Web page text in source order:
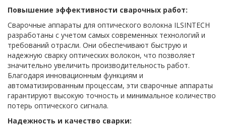
Повышение эффективности сварочных работ:
Сварочные аппараты для оптического волокна ILSINTECH
разработаны с учетом самых современных технологий и
требований отрасли. Они обеспечивают быструю и
надежную сварку оптических волокон, что позволяет
значительно увеличить производительность работ.
Благодаря инновационным функциям и
автоматизированным процессам, эти сварочные аппараты
гарантируют высокую точность и минимальное количество
потерь оптического сигнала.
Надежность и качество сварки: